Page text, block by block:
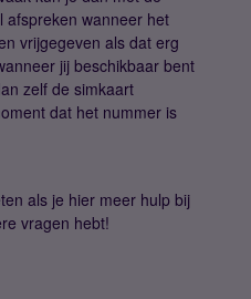
afspreken wanneer het
vrijgegeven als dat erg
jij beschikbaar bent
zelf de simkaart
dat het nummer is
als je hier meer hulp bij
vragen hebt!